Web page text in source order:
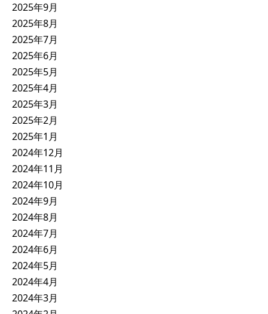
2025年9月
2025年8月
2025年7月
2025年6月
2025年5月
2025年4月
2025年3月
2025年2月
2025年1月
2024年12月
2024年11月
2024年10月
2024年9月
2024年8月
2024年7月
2024年6月
2024年5月
2024年4月
2024年3月